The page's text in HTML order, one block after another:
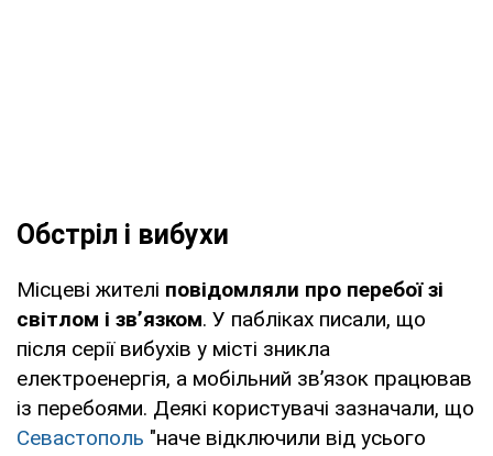
Обстріл і вибухи
Місцеві жителі повідомляли про перебої зі
світлом і зв’язком. У пабліках писали, що
після серії вибухів у місті зникла
електроенергія, а мобільний зв’язок працював
із перебоями. Деякі користувачі зазначали, що
Севастополь "наче відключили від усього